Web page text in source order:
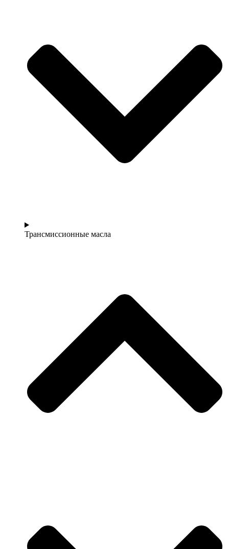
Трансмиссионные масла